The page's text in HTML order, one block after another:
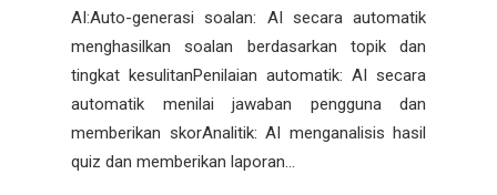
AI:Auto-generasi soalan: AI secara automatik
menghasilkan soalan berdasarkan topik dan
tingkat kesulitanPenilaian automatik: AI secara
automatik menilai jawaban pengguna dan
memberikan skorAnalitik: AI menganalisis hasil
quiz dan memberikan laporan...